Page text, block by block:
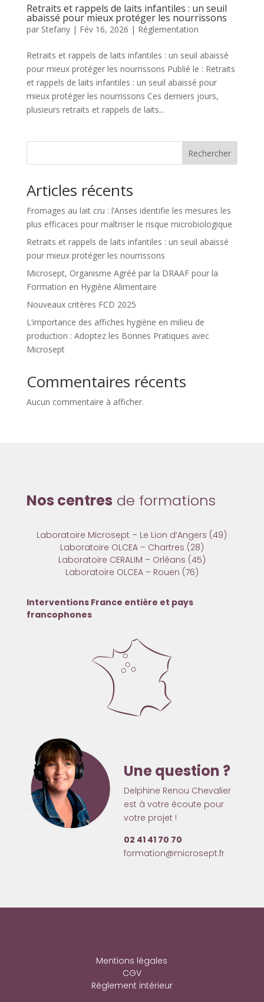
Retraits et rappels de laits infantiles : un seuil
abaissé pour mieux protéger les nourrissons
par Stefany| Fév 16, 2026 | Réglementation
Retraits et rappels de laits infantiles : un seuil abaissé
pour mieux protéger les nourrissons Publié le : Retraits
et rappels de laits infantiles : un seuil abaissé pour
mieux protéger les nourrissons Ces derniers jours,
plusieurs retraits et rappels de laits...
Rechercher
Articles récents
Fromages au lait cru : l’Anses identifie les mesures les
plus efficaces pour maîtriser le risque microbiologique
Retraits et rappels de laits infantiles : un seuil abaissé
pour mieux protéger les nourrissons
Microsept, Organisme Agréé par la DRAAF pour la
Formation en Hygiène Alimentaire
Nouveaux critères FCD 2025
L’importance des affiches hygiène en milieu de
production : Adoptez les Bonnes Pratiques avec
Microsept
Commentaires récents
Aucun commentaire à afficher.
Nos centres de formations
Laboratoire Microsept – Le Lion d’Angers (49)
Laboratoire OLCEA – Chartres (28)
Laboratoire CERALIM – Orléans (45)
Laboratoire OLCEA – Rouen (76)
Interventions France entière et pays
francophones
Une question ?
Delphine Renou Chevalier
est à votre écoute pour
votre projet !
02 41 41 70 70
formation@microsept.fr
Mentions légales
CGV
Règlement intérieur